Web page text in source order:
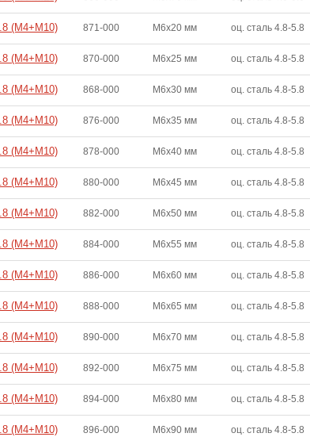
(M4+M10) 871-000 M6x20 мм оц. сталь 4.8-5.8
(M4+M10) 870-000 M6x25 мм оц. сталь 4.8-5.8
(M4+M10) 868-000 M6x30 мм оц. сталь 4.8-5.8
(M4+M10) 876-000 M6x35 мм оц. сталь 4.8-5.8
(M4+M10) 878-000 M6x40 мм оц. сталь 4.8-5.8
(M4+M10) 880-000 M6x45 мм оц. сталь 4.8-5.8
(M4+M10) 882-000 M6x50 мм оц. сталь 4.8-5.8
(M4+M10) 884-000 M6x55 мм оц. сталь 4.8-5.8
(M4+M10) 886-000 M6x60 мм оц. сталь 4.8-5.8
(M4+M10) 888-000 M6x65 мм оц. сталь 4.8-5.8
(M4+M10) 890-000 M6x70 мм оц. сталь 4.8-5.8
(M4+M10) 892-000 M6x75 мм оц. сталь 4.8-5.8
(M4+M10) 894-000 M6x80 мм оц. сталь 4.8-5.8
(M4+M10) 896-000 M6x90 мм оц. сталь 4.8-5.8